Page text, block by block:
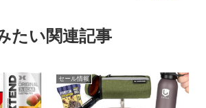
たい関連記事
セール情報